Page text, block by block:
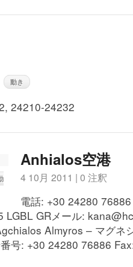
動き
24210-24232
Anhialos空港
4 10月 2011 | 0 注釈
電話: +30 24280
GRメール:
Almyros – マグネ
号: +30 24280 76886